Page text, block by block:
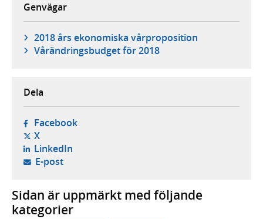
Genvägar
2018 års ekonomiska vårproposition
Vårändringsbudget för 2018
Dela
Facebook- öppnas i ny flik, extern webbplats,
X- öppnas i ny flik, extern webbplats,
LinkedIn- öppnas i ny flik, extern webbplats,
E-post- öppnar din e-postklient,
Sidan är uppmärkt med följande
kategorier